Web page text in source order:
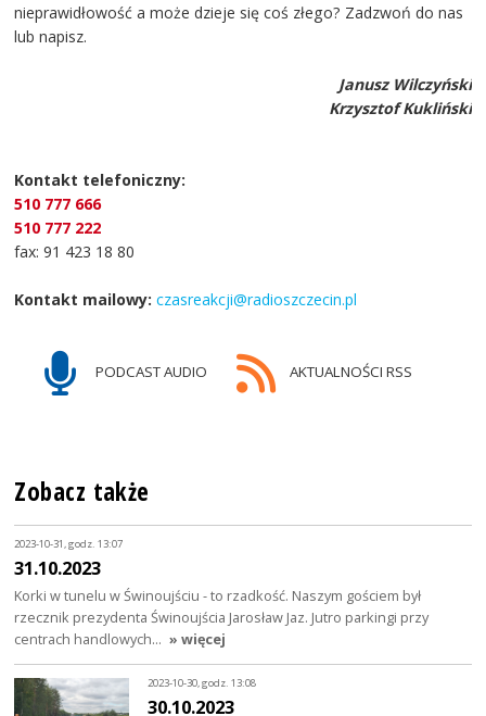
nieprawidłowość a może dzieje się coś złego? Zadzwoń do nas
lub napisz.
Janusz Wilczyński
Krzysztof Kukliński
Kontakt telefoniczny:
510 777 666
510 777 222
fax: 91 423 18 80
Kontakt mailowy: czasreakcji@radioszczecin.pl
PODCAST AUDIO AKTUALNOŚCI RSS
Zobacz także
2023-10-31, godz. 13:07
31.10.2023
Korki w tunelu w Świnoujściu - to rzadkość. Naszym gościem był
rzecznik prezydenta Świnoujścia Jarosław Jaz. Jutro parkingi przy
centrach handlowych… » więcej
2023-10-30, godz. 13:08
30.10.2023